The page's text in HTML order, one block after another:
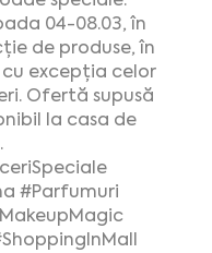
04-08.03, în
de produse, în
excepția celor
Ofertă supusă
la casa de
#Parfumuri